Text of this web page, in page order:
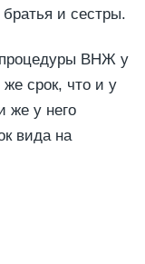
и сестры.
процедуры ВНЖ у
же срок, что и у
же у него
вида на